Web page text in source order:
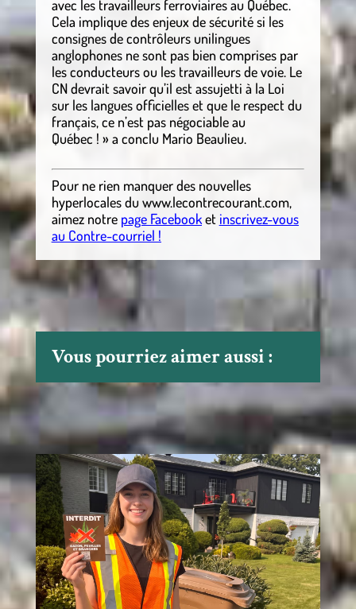
avec les travailleurs ferroviaires au Québec.
Cela implique des enjeux de sécurité si les
consignes de contrôleurs unilingues
anglophones ne sont pas bien comprises par
les conducteurs ou les travailleurs de voie. Le
CN devrait savoir qu’il est assujetti à la Loi
sur les langues officielles et que le respect du
français, ce n’est pas négociable au
Québec ! » a conclu Mario Beaulieu.
Pour ne rien manquer des nouvelles
hyperlocalesdu www.lecontrecourant.com,
aimez notre page Facebooket inscrivez-vous
au Contre-courriel !
Vous pourriez aimer aussi :